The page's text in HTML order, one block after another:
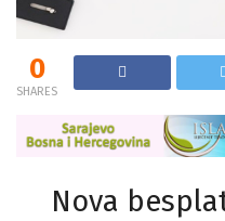
0
SHARES
Nova